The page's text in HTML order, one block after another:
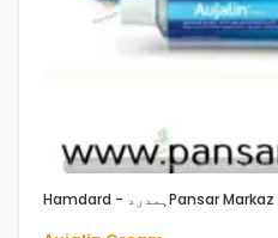
Hamdard - ہمدرد